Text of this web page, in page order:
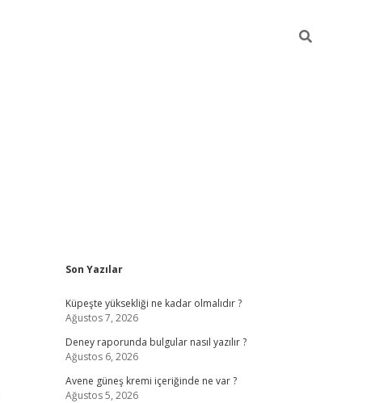
Sidebar
Son Yazılar
Küpeşte yüksekliği ne kadar olmalıdır ?
Ağustos 7, 2026
Deney raporunda bulgular nasıl yazılır ?
Ağustos 6, 2026
Avene güneş kremi içeriğinde ne var ?
Ağustos 5, 2026